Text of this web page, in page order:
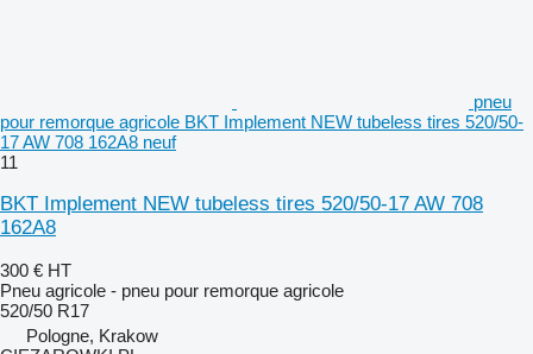
pneu
pour remorque agricole BKT Implement NEW tubeless tires 520/50-
17 AW 708 162A8 neuf
11
BKT Implement NEW tubeless tires 520/50-17 AW 708
162A8
300 € HT
Pneu agricole - pneu pour remorque agricole
520/50 R17
Pologne, Krakow